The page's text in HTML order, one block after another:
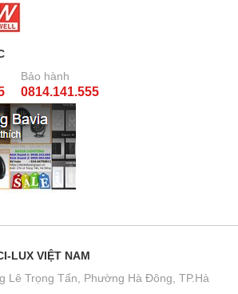
Bảo hành
0814.141.555
LUX VIỆT NAM
Lê Trọng Tấn, Phường Hà Đông, TP.Hà